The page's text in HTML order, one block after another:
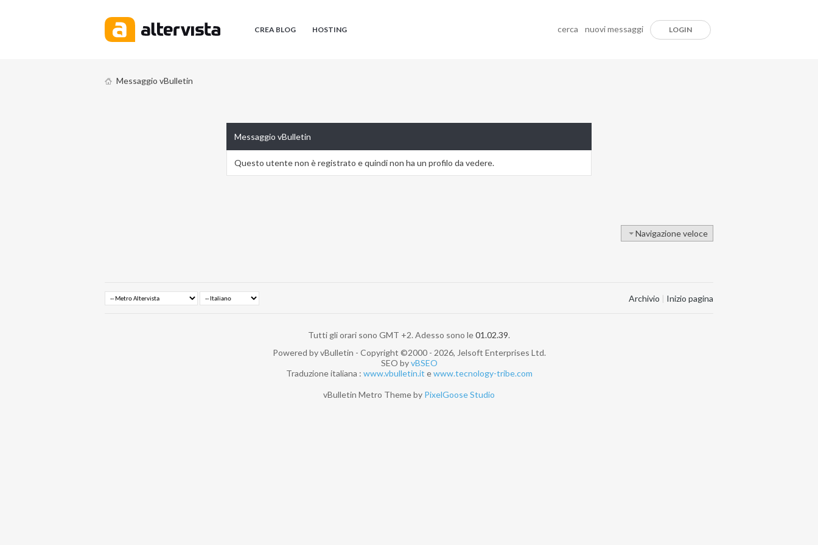
CREA BLOG HOSTING cerca nuovi messaggi LOGIN
Messaggio vBulletin
Messaggio vBulletin
Questo utente non è registrato e quindi non ha un profilo da vedere.
Navigazione veloce
Archivio | Inizio pagina
Tutti gli orari sono GMT +2. Adesso sono le01.02.39.
Powered by vBulletin - Copyright ©2000 - 2026, Jelsoft Enterprises Ltd.
SEO byvBSEO
Traduzione italiana : www.vbulletin.it ewww.tecnology-tribe.com
vBulletin Metro Theme by PixelGoose Studio